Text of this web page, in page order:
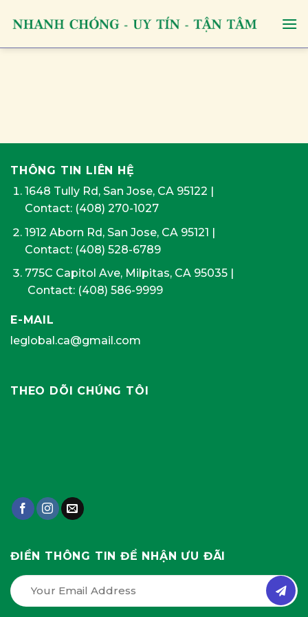
THÔNG TIN LIÊN HỆ
1648 Tully Rd, San Jose, CA 95122 |
Contact: (408) 270-1027
1912 Aborn Rd, San Jose, CA 95121 |
Contact: (408) 528-6789
775C Capitol Ave, Milpitas, CA 95035|
Contact: (408) 586-9999
E-MAIL
leglobal.ca@gmail.com
THEO DÕI CHÚNG TÔI
ĐIỀN THÔNG TIN ĐỂ NHẬN ƯU ĐÃI